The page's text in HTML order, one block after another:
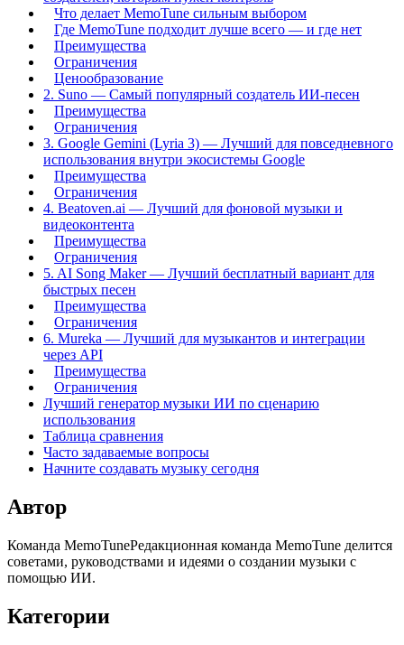
Что делает MemoTune сильным выбором
Где MemoTune подходит лучше всего — и где нет
Преимущества
Ограничения
Ценообразование
2. Suno — Самый популярный создатель ИИ-песен
Преимущества
Ограничения
3. Google Gemini (Lyria 3) — Лучший для повседневного
использования внутри экосистемы Google
Преимущества
Ограничения
4. Beatoven.ai — Лучший для фоновой музыки и
видеоконтента
Преимущества
Ограничения
5. AI Song Maker — Лучший бесплатный вариант для
быстрых песен
Преимущества
Ограничения
6. Mureka — Лучший для музыкантов и интеграции
через API
Преимущества
Ограничения
Лучший генератор музыки ИИ по сценарию
использования
Таблица сравнения
Часто задаваемые вопросы
Начните создавать музыку сегодня
Автор
Команда MemoTuneРедакционная команда MemoTune делится
советами, руководствами и идеями о создании музыки с
помощью ИИ.
Категории